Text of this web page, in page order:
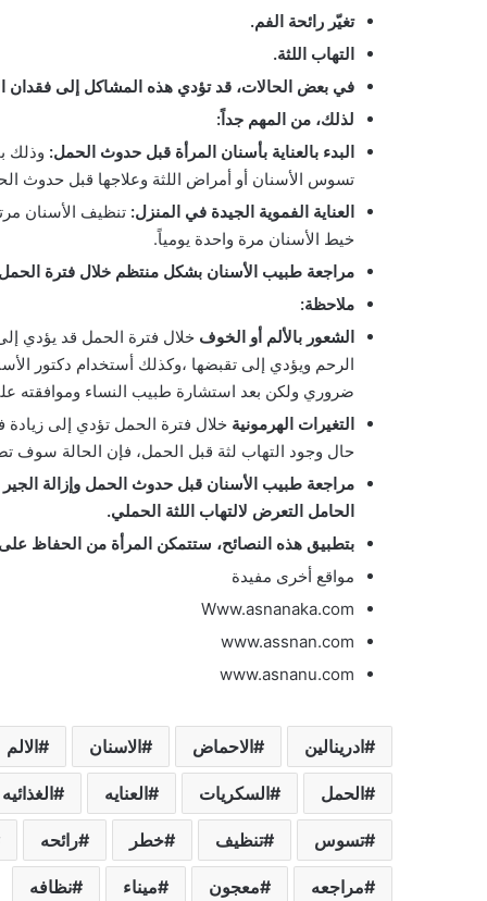
تغيّر رائحة الفم.
التهاب اللثة.
في بعض الحالات، قد تؤدي هذه المشاكل إلى فقدان
لذلك، من المهم جداً:
البدء بالعناية بأسنان المرأة قبل حدوث الحمل: وذلك
تسوس الأسنان أو أمراض اللثة وعلاجها قبل حدوث
العناية الفموية الجيدة في المنزل: تنظيف الأسنان
خيط الأسنان مرة واحدة يومياً.
مراجعة طبيب الأسنان بشكل منتظم خلال فترة
ملاحظة:
الشعور بالألم أو الخوف خلال فترة الحمل قد يؤدي
الرحم ويؤدي إلى تقبضها ،وكذلك أستخدام دكتور
ضروري ولكن بعد استشارة طبيب النساء وموافقته
التغيرات الهرمونية خلال فترة الحمل تؤدي إلى زيادة
حال وجود التهاب لثة قبل الحمل، فإن الحالة سوف
مراجعة طبيب الأسنان قبل حدوث الحمل وإزالة الجير
الحامل التعرض لالتهاب اللثة الحملي.
بتطبيق هذه النصائح، ستتمكن المرأة من الحفاظ
مواقع أخرى مفيدة
Www.asnanaka.com
www.assnan.com
www.asnanu.com
ادرينالين الاحماض الاسنان الالم
الحمل السكريات العنايه الغذائيه
تسوس تنظيف خطر رائحه
مراجعه معجون ميناء نظافه